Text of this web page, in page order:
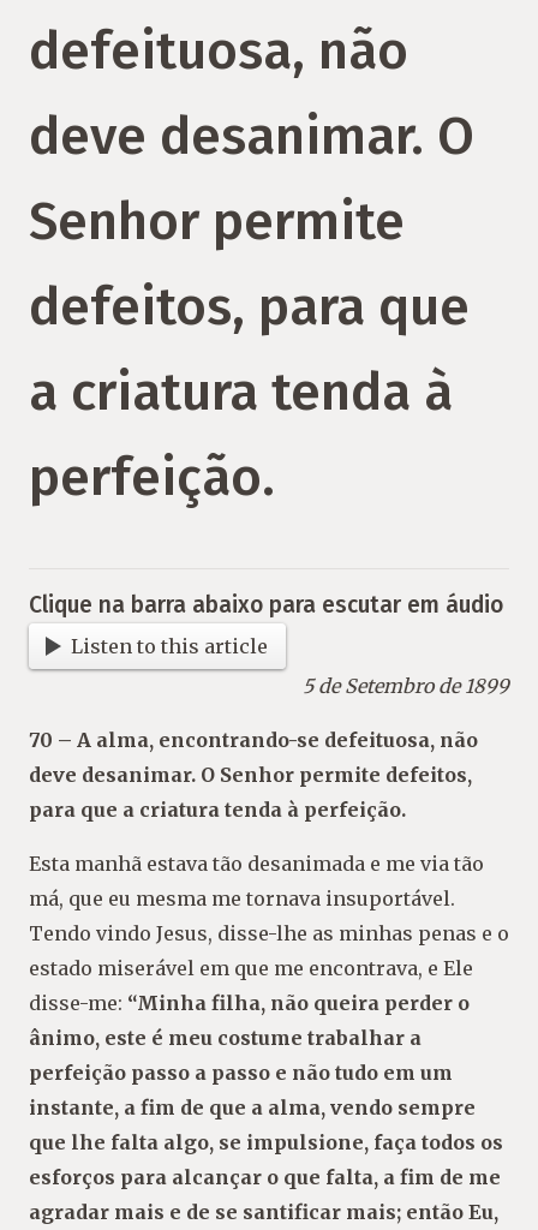
defeituosa, não
deve desanimar. O
Senhor permite
defeitos, para que
a criatura tenda à
perfeição.
Clique na barra abaixo para escutar em áudio
Listen to this article
5 de Setembro de 1899
70 – A alma, encontrando-se defeituosa, não
deve desanimar. O Senhor permite defeitos,
para que a criatura tenda à perfeição.
Esta manhã estava tão desanimada e me via tão
má, que eu mesma me tornava insuportável.
Tendo vindo Jesus, disse-lhe as minhas penas e o
estado miserável em que me encontrava, e Ele
disse-me: “Minha filha, não queira perder o
ânimo, este é meu costume trabalhar a
perfeição passo a passo e não tudo em um
instante, a fim de que a alma, vendo sempre
que lhe falta algo, se impulsione, faça todos os
esforços para alcançar o que falta, a fim de me
agradar mais e de se santificar mais; então Eu,